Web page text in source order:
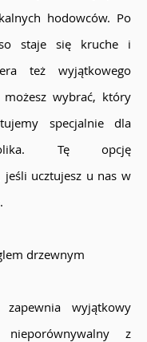
hodowców. Po
staje się kruche i
też wyjątkowego
wybrać, który
specjalnie dla
Tę opcję
jeśli ucztujesz u nas w
drzewnym
wyjątkowy
z